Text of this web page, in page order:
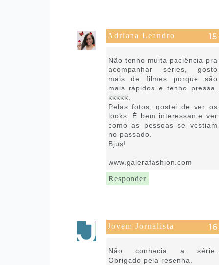
Adriana Leandro
Não tenho muita paciência pra
acompanhar séries, gosto
mais de filmes porque são
mais rápidos e tenho pressa.
kkkkk.
Pelas fotos, gostei de ver os
looks. É bem interessante ver
como as pessoas se vestiam
no passado.
Bjus!
www.galerafashion.com
Responder
Jovem Jornalista
Não conhecia a série.
Obrigado pela resenha.